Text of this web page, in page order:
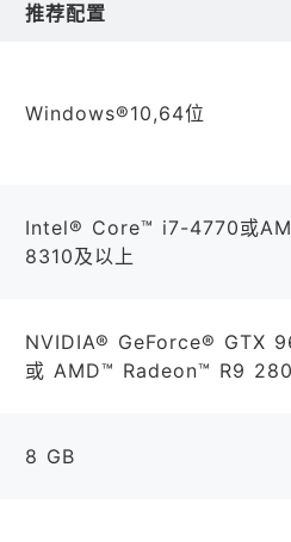
推荐配置
Windows®10,64位
Intel® Core™ i7-4770或
8310及以上
NVIDIA® GeForce® GTX
或 AMD™ Radeon™ R9
8 GB